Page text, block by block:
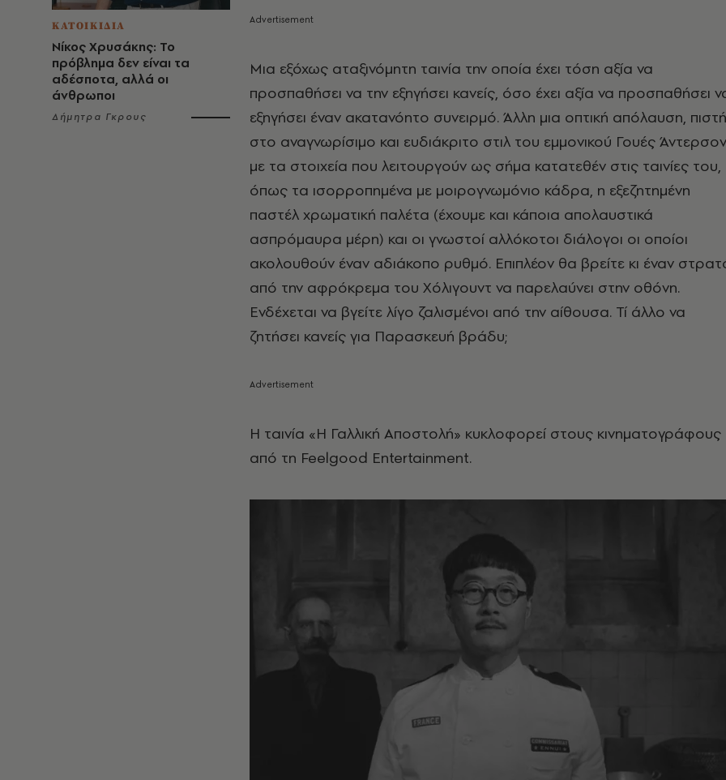
ΚΑΤΟΙΚΙΔΙΑ
Νίκος Χρυσάκης: Το
πρόβλημα δεν είναι τα
αδέσποτα, αλλά οι
άνθρωποι
Δήμητρα Γκρους
Μια εξόχως αταξινόμητη ταινία την οποία έχει τόση αξία να
προσπαθήσει να την εξηγήσει κανείς, όσο έχει αξία να προσπαθήσει
εξηγήσει έναν ακατανόητο συνειρμό. Άλλη μια οπτική απόλαυση, πιστή
στο αναγνωρίσιμο και ευδιάκριτο στιλ του εμμονικού Γουές Άντερσον
με τα στοιχεία που λειτουργούν ως σήμα κατατεθέν στις ταινίες του,
όπως τα ισορροπημένα με μοιρογνωμόνιο κάδρα, η εξεζητημένη
παστέλ χρωματική παλέτα (έχουμε και κάποια απολαυστικά
ασπρόμαυρα μέρη) και οι γνωστοί αλλόκοτοι διάλογοι οι οποίοι
ακολουθούν έναν αδιάκοπο ρυθμό. Επιπλέον θα βρείτε κι έναν
από την αφρόκρεμα του Χόλιγουντ να παρελαύνει στην οθόνη.
Ενδέχεται να βγείτε λίγο ζαλισμένοι από την αίθουσα. Τί άλλο να
ζητήσει κανείς για Παρασκευή βράδυ;
Η ταινία «Η Γαλλική Αποστολή» κυκλοφορεί στους κινηματογράφους
από τη Feelgood Entertainment.